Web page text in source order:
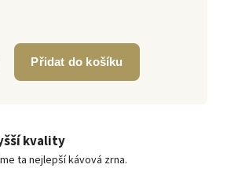
Přidat do košíku
kvality
ta nejlepší kávová zrna.